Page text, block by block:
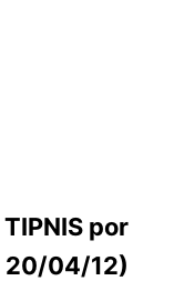
por
20/04/12)